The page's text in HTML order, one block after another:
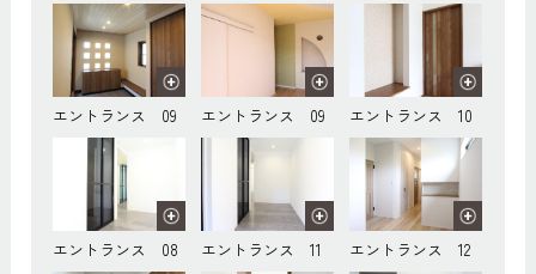
エントランス 09 エントランス 09 エントランス 10
エントランス 08 エントランス 11 エントランス 12